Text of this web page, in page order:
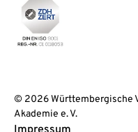
© 2026 Württembergische
Akademie e. V.